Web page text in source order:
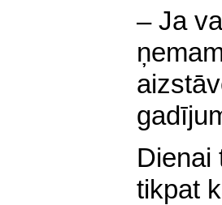
– Ja
Dienai
tikpat